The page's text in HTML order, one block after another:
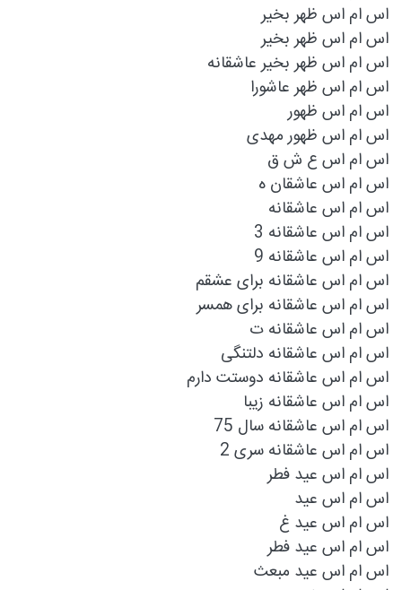
اس ام اس ظهر بخير
اس ام اس ظهر بخیر
اس ام اس ظهر بخیر عاشقانه
اس ام اس ظهر عاشورا
اس ام اس ظهور
اس ام اس ظهور مهدی
اس ام اس ع ش ق
اس ام اس عاشقان ه
اس ام اس عاشقانه
اس ام اس عاشقانه 3
اس ام اس عاشقانه 9
اس ام اس عاشقانه برای عشقم
اس ام اس عاشقانه برای همسر
اس ام اس عاشقانه ت
اس ام اس عاشقانه دلتنگی
اس ام اس عاشقانه دوستت دارم
اس ام اس عاشقانه زیبا
اس ام اس عاشقانه سال 75
اس ام اس عاشقانه سری 2
اس ام اس عيد فطر
اس ام اس عید
اس ام اس عید غ
اس ام اس عید فطر
اس ام اس عید مبعث